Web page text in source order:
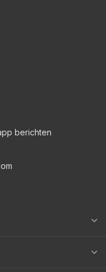
berichten